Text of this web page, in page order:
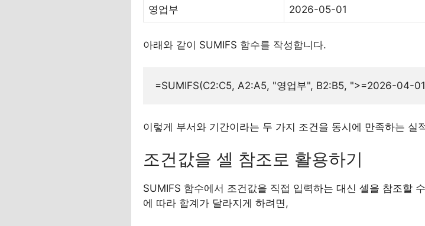
영업부 2026-05-01
아래와 같이 SUMIFS 함수를 작성합니다.
이렇게 부서와 기간이라는 두 가지 조건을 동시에 만족하는 실
조건값을 셀 참조로 활용하기
SUMIFS 함수에서 조건값을 직접 입력하는 대신 셀을 참조할
에 따라 합계가 달라지게 하려면,